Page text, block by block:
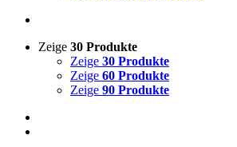
Zeige 30 Produkte
Zeige 30 Produkte
Zeige 60 Produkte
Zeige 90 Produkte